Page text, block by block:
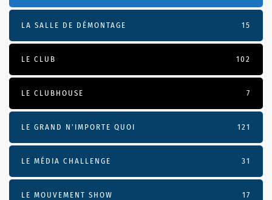
LA SALLE DE DÉMONTAGE 15
LE CLUB 102
LE CLUBHOUSE 7
LE GRAND N’IMPORTE QUOI 121
LE MÉDIA CHALLENGE 31
LE MOUVEMENT SHOW 17